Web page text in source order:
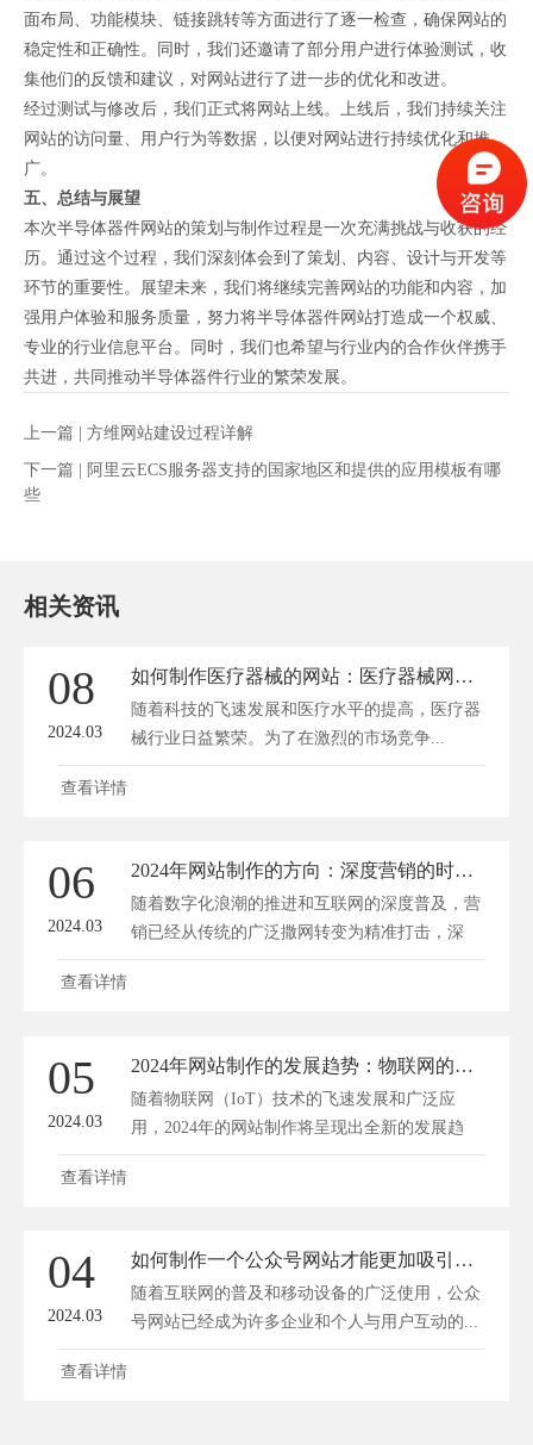
面布局、功能模块、链接跳转等方面进行了逐一检查，确保网站的
稳定性和正确性。同时，我们还邀请了部分用户进行体验测试，收
集他们的反馈和建议，对网站进行了进一步的优化和改进。
经过测试与修改后，我们正式将网站上线。上线后，我们持续关注
网站的访问量、用户行为等数据，以便对网站进行持续优化和推
广。
五、总结与展望
本次半导体器件网站的策划与制作过程是一次充满挑战与收获的经
历。通过这个过程，我们深刻体会到了策划、内容、设计与开发等
环节的重要性。展望未来，我们将继续完善网站的功能和内容，加
强用户体验和服务质量，努力将半导体器件网站打造成一个权威、
专业的行业信息平台。同时，我们也希望与行业内的合作伙伴携手
共进，共同推动半导体器件行业的繁荣发展。
上一篇 | 方维网站建设过程详解
下一篇 |
阿里云ECS服务器支持的国家地区和提供的应用模板有哪
些
相关资讯
08
2024.03
如何制作医疗器械的网站：医疗器械网站的全面解决方案
随着科技的飞速发展和医疗水平的提高，医疗器
械行业日益繁荣。为了在激烈的市场竞争...
查看详情
06
2024.03
2024年网站制作的方向：深度营销的时代已到来
随着数字化浪潮的推进和互联网的深度普及，营
销已经从传统的广泛撒网转变为精准打击，深
度...
查看详情
05
2024.03
2024年网站制作的发展趋势：物联网的融合与革新
随着物联网（IoT）技术的飞速发展和广泛应
用，2024年的网站制作将呈现出全新的发展趋
势。物...
查看详情
04
2024.03
如何制作一个公众号网站才能更加吸引用户浏览？
随着互联网的普及和移动设备的广泛使用，公众
号网站已经成为许多企业和个人与用户互动的...
查看详情